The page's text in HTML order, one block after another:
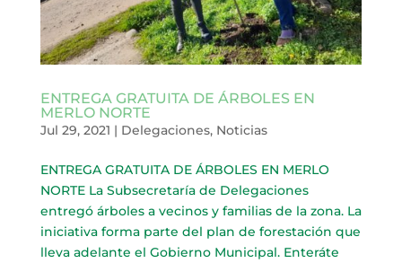
ENTREGA GRATUITA DE ÁRBOLES EN
MERLO NORTE
Jul 29, 2021 | Delegaciones, Noticias
ENTREGA GRATUITA DE ÁRBOLES EN MERLO
NORTE La Subsecretaría de Delegaciones
entregó árboles a vecinos y familias de la zona. La
iniciativa forma parte del plan de forestación que
lleva adelante el Gobierno Municipal. Enteráte